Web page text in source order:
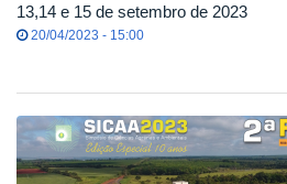
13,14 e 15 de setembro de 2023
20/04/2023 - 15:00